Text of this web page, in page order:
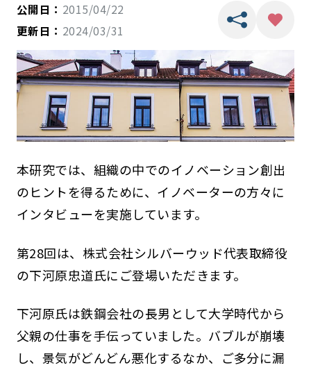
公開日： 2015/04/22
更新日： 2024/03/31
本研究では、組織の中でのイノベーション創出
のヒントを得るために、イノベーターの方々に
インタビューを実施しています。
第28回は、株式会社シルバーウッド代表取締役
の下河原忠道氏にご登場いただきます。
下河原氏は鉄鋼会社の長男として大学時代から
父親の仕事を手伝っていました。バブルが崩壊
し、景気がどんどん悪化するなか、ご多分に漏